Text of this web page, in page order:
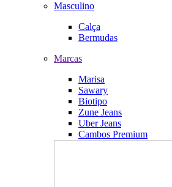
Masculino
Calça
Bermudas
Marcas
Marisa
Sawary
Biotipo
Zune Jeans
Uber Jeans
Cambos Premium